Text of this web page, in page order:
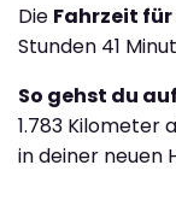
Die Fahrzeit
Stunden 41
So gehst du
1.783 Kilometer
in deiner neuen